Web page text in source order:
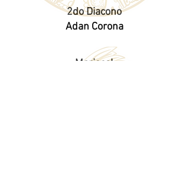
2do Diacono
Adan Corona
Mariscal